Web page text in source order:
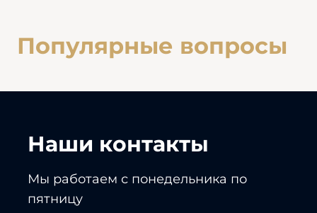
Популярные вопросы
Наши контакты
Мы работаем с понедельника по
пятницу